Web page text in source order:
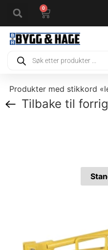
0
Produkter med stikkord
Tilbake til